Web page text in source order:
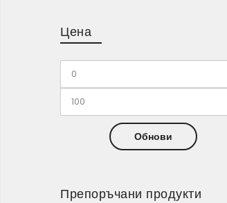
Цена
Обнови
Препоръчани продукти